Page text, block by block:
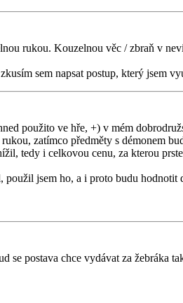
rukou. Kouzelnou věc / zbraň v
sem napsat postup, který jsem
použito ve hře, +) v mém
zatímco předměty s démonem
tedy i celkovou cenu, za kterou
jsem ho, a i proto budu
postava chce vydávat za žebráka